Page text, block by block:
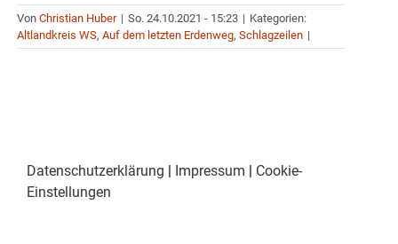
Von Christian Huber | So. 24.10.2021 - 15:23 | Kategorien:
Altlandkreis WS, Auf dem letzten Erdenweg, Schlagzeilen |
Datenschutzerklärung | Impressum | Cookie-
Einstellungen